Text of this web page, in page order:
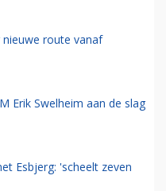
route vanaf
Erik Swelheim aan de slag
Esbjerg: 'scheelt zeven